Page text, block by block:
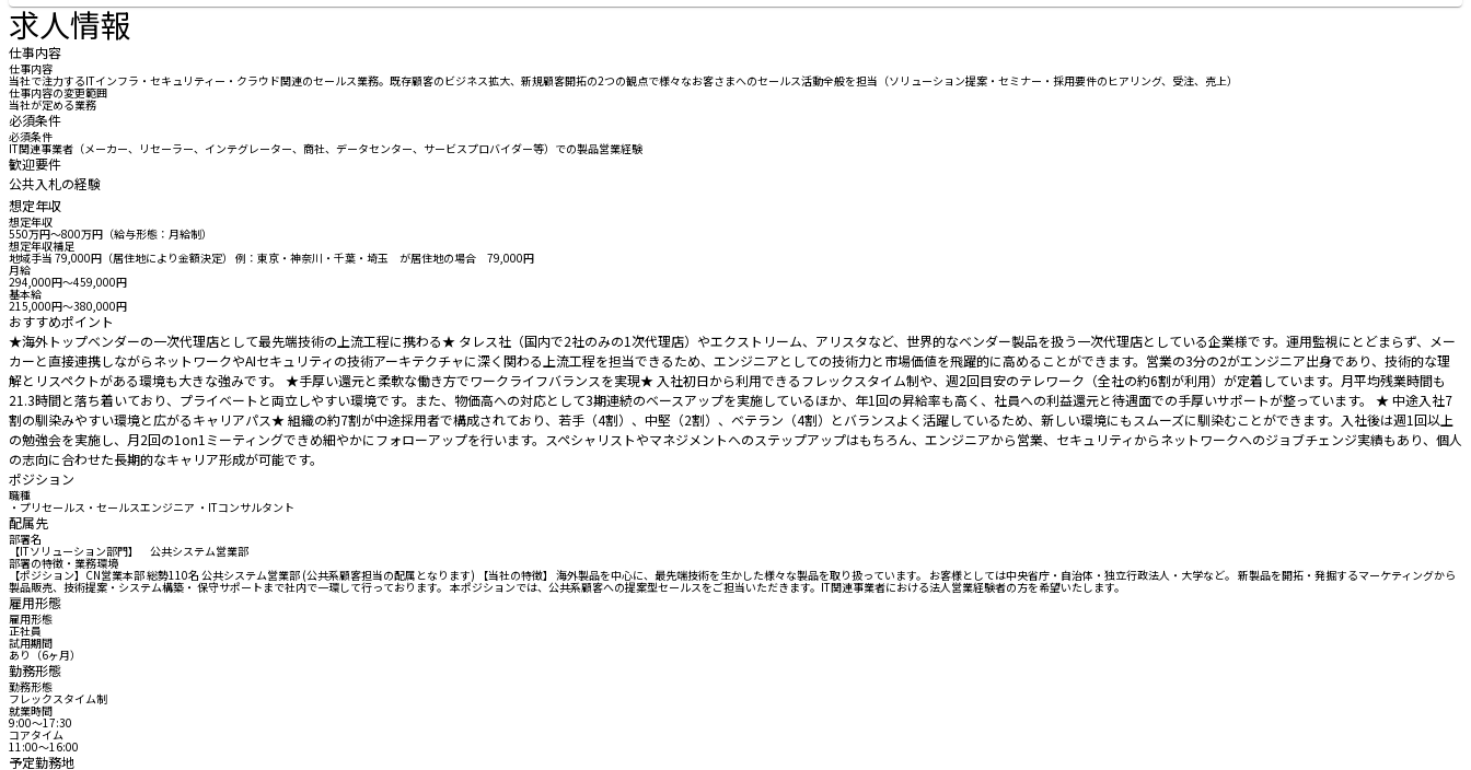
求人情報
仕事内容
仕事内容
当社で注力するITインフラ・セキュリティー・クラウド関連のセールス業務。既存顧客のビジネス拡大、新規顧客開拓の2つの観点で様々なお客さまへのセールス活動全般を担当（ソリューション提案・セミナー・採用要件のヒアリング、受注、売上）
仕事内容の変更範囲
当社が定める業務
必須条件
必須条件
IT関連事業者（メーカー、リセーラー、インテグレーター、商社、データセンター、サービスプロバイダー等）での製品営業経験
歓迎要件
公共入札の経験
想定年収
想定年収
550万円〜800万円（給与形態：月給制）
想定年収補足
地域手当 79,000円（居住地により金額決定） 例：東京・神奈川・千葉・埼玉 が居住地の場合 79,000円
月給
294,000円〜459,000円
基本給
215,000円〜380,000円
おすすめポイント
★海外トップベンダーの一次代理店として最先端技術の上流工程に携わる★ タレス社（国内で2社のみの1次代理店）やエクストリーム、アリスタなど、世界的なベンダー製品を扱う一次代理店としている企業様です。運用監視にとどまらず、メー
カーと直接連携しながらネットワークやAIセキュリティの技術アーキテクチャに深く関わる上流工程を担当できるため、エンジニアとしての技術力と市場価値を飛躍的に高めることができます。営業の3分の2がエンジニア出身であり、技術的な理
解とリスペクトがある環境も大きな強みです。 ★手厚い還元と柔軟な働き方でワークライフバランスを実現★ 入社初日から利用できるフレックスタイム制や、週2回目安のテレワーク（全社の約6割が利用）が定着しています。月平均残業時間も
21.3時間と落ち着いており、プライベートと両立しやすい環境です。また、物価高への対応として3期連続のベースアップを実施しているほか、年1回の昇給率も高く、社員への利益還元と待遇面での手厚いサポートが整っています。 ★ 中途入社7
割の馴染みやすい環境と広がるキャリアパス★ 組織の約7割が中途採用者で構成されており、若手（4割）、中堅（2割）、ベテラン（4割）とバランスよく活躍しているため、新しい環境にもスムーズに馴染むことができます。入社後は週1回以上
の勉強会を実施し、月2回の1on1ミーティングできめ細やかにフォローアップを行います。スペシャリストやマネジメントへのステップアップはもちろん、エンジニアから営業、セキュリティからネットワークへのジョブチェンジ実績もあり、個人
の志向に合わせた長期的なキャリア形成が可能です。
ポジション
職種
・プリセールス・セールスエンジニア ・ITコンサルタント
配属先
部署名
【ITソリューション部門】 公共システム営業部
部署の特徴・業務環境
【ポジション】CN営業本部 総勢110名 公共システム営業部 (公共系顧客担当の配属となります) 【当社の特徴】 海外製品を中心に、最先端技術を生かした様々な製品を取り扱っています。 お客様としては中央省庁・自治体・独立行政法人・大学など。 新製品を開拓・発掘するマーケティングから
製品販売、技術提案・システム構築・ 保守サポートまで社内で一環して行っております。 本ポジションでは、公共系顧客への提案型セールスをご担当いただきます。IT関連事業者における法人営業経験者の方を希望いたします。
雇用形態
雇用形態
正社員
試用期間
あり（6ヶ月）
勤務形態
勤務形態
フレックスタイム制
就業時間
9:00〜17:30
コアタイム
11:00〜16:00
予定勤務地